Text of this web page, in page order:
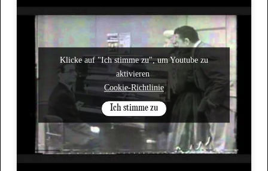
Klicke auf "Ich stimme zu", um Youtube zu
aktivieren
Cookie-Richtlinie
Ich stimme zu